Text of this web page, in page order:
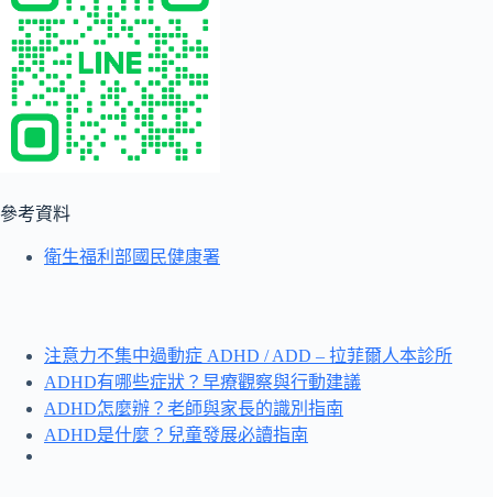
參考資料
衛生福利部國民健康署
注意力不集中過動症 ADHD / ADD – 拉菲爾人本診所
ADHD有哪些症狀？早療觀察與行動建議
ADHD怎麼辦？老師與家長的識別指南
ADHD是什麼？兒童發展必讀指南